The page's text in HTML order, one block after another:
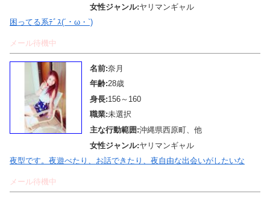
女性ジャンル:ヤリマンギャル
困ってる系ﾃﾞｽ(´・ω・`)
メール待機中
名前:奈月
年齢:28歳
身長:156～160
職業:未選択
主な行動範囲:沖縄県西原町、他
女性ジャンル:ヤリマンギャル
夜型です。夜遊べたり、お話できたり、夜自由な出会いがしたいな
メール待機中